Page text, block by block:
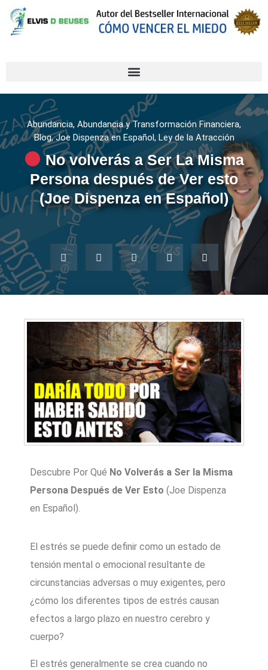
Abundancia, Abundancia y Transformación Financiera,
Blog,Joe Dispenza en Español, Ley de la Atracción
No volverás a Ser La Misma
Persona después de Ver esto
(Joe Dispenza en Español)
Descubre Por Qué No Volverás a Ser la Misma
Persona Después de Ver Esto (Joe Dispenza
en Español).
El estrés se puede definir como un estado de
tensión mental o emocional resultante de
circunstancias adversas o muy exigentes, pero
¿cómo los diferentes tipos de estrés causan
efectos a largo plazo en nuestro cerebro y
cuerpo?
El estrés generalmente se crea cuando no